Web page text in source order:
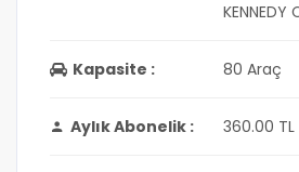
KENNEDY
Kapasite : 80 Araç
Aylık Abonelik : 360.00 TL